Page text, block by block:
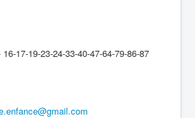
17-19-23-24-33-40-47-64-79-86-87